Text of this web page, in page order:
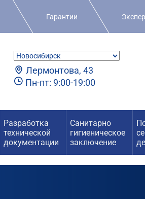
Гарантии
Лермонтова, 43
Пн-пт: 9:00-19:00
Разработка
технической
документации
Санитарно
гигиеническое
заключение